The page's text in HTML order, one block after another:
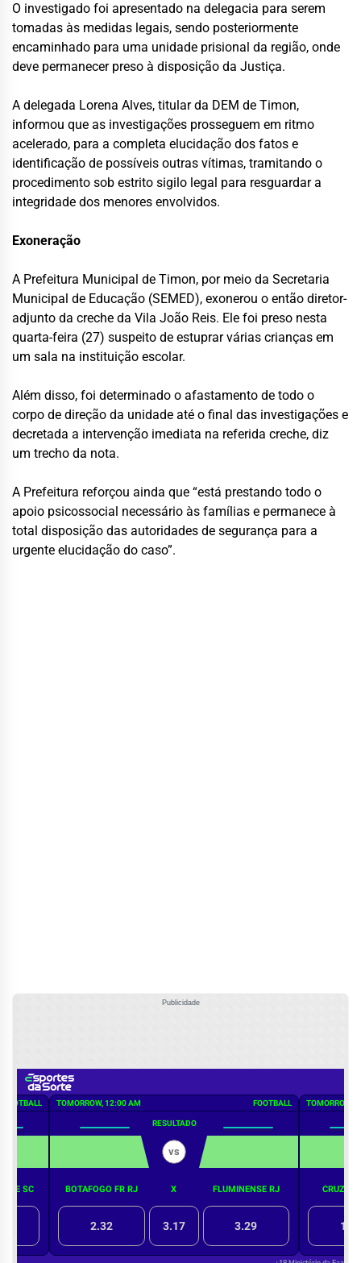
O investigado foi apresentado na delegacia para serem
tomadas às medidas legais, sendo posteriormente
encaminhado para uma unidade prisional da região, onde
deve permanecer preso à disposição da Justiça.
A delegada Lorena Alves, titular da DEM de Timon,
informou que as investigações prosseguem em ritmo
acelerado, para a completa elucidação dos fatos e
identificação de possíveis outras vítimas, tramitando o
procedimento sob estrito sigilo legal para resguardar a
integridade dos menores envolvidos.
Exoneração
A Prefeitura Municipal de Timon, por meio da Secretaria
Municipal de Educação (SEMED), exonerou o então diretor-
adjunto da creche da Vila João Reis. Ele foi preso nesta
quarta-feira (27) suspeito de estuprar várias crianças em
um sala na instituição escolar.
Além disso, foi determinado o afastamento de todo o
corpo de direção da unidade até o final das investigações e
decretada a intervenção imediata na referida creche, diz
um trecho da nota.
A Prefeitura reforçou ainda que “está prestando todo o
apoio psicossocial necessário às famílias e permanece à
total disposição das autoridades de segurança para a
urgente elucidação do caso”.
Publicidade